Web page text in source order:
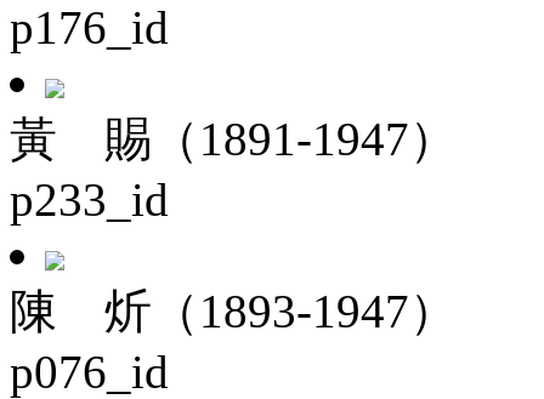
p176_id
黃 賜（1891-1947）
p233_id
陳 炘（1893-1947）
p076_id